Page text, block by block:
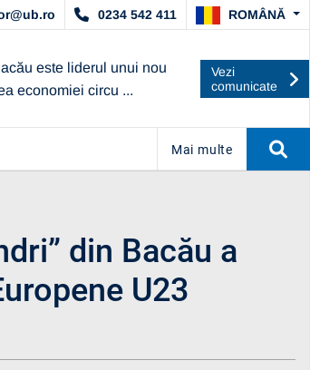
ANUNȚ IMPORTANT:UBc A OBȚINUTANUNȚ
– OPERATORI ECONOMICI
0234 542 411 ROMÂNĂ
este liderul unui nou
economiei circu ...
Vezi
comunicate
Mai multe
din Bacău a
U23